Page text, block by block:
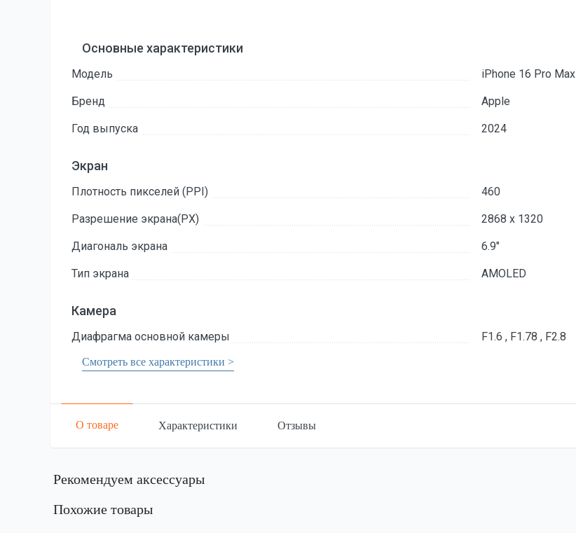
Основные характеристики
Модель iPhone 16 Pro Max
Бренд Apple
Год выпуска 2024
Экран
Плотность пикселей (PPI) 460
Разрешение экрана(PX) 2868 x 1320
Диагональ экрана 6.9"
Тип экрана AMOLED
Камера
Диафрагма основной камеры F1.6 , F1.78 , F2.8
Смотреть все характеристики >
О товаре Характеристики Отзывы
Рекомендуем аксессуары
Похожие товары